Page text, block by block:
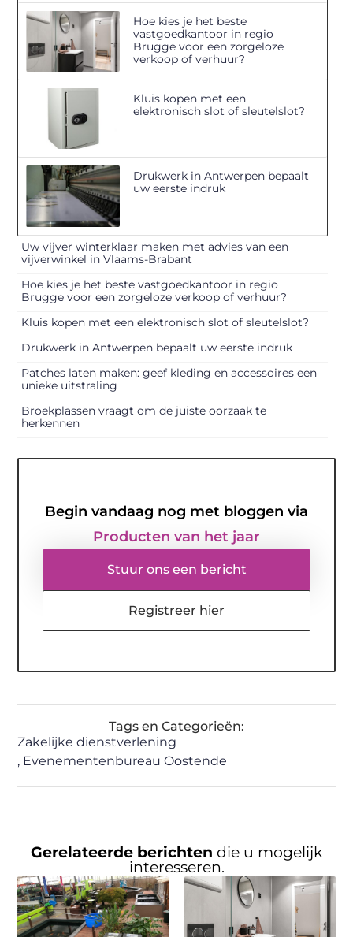
Hoe kies je het beste
vastgoedkantoor in regio
Brugge voor een zorgeloze
verkoop of verhuur?
Kluis kopen met een
elektronisch slot of sleutelslot?
Drukwerk in Antwerpen bepaalt
uw eerste indruk
Uw vijver winterklaar maken met advies van een
vijverwinkel in Vlaams-Brabant
Hoe kies je het beste vastgoedkantoor in regio
Brugge voor een zorgeloze verkoop of verhuur?
Kluis kopen met een elektronisch slot of sleutelslot?
Drukwerk in Antwerpen bepaalt uw eerste indruk
Patches laten maken: geef kleding en accessoires een
unieke uitstraling
Broekplassen vraagt om de juiste oorzaak te
herkennen
Begin vandaag nog met bloggen via
Producten van het jaar
Stuur ons een bericht
Registreer hier
Tags en Categorieën:
Zakelijke dienstverlening
, Evenementenbureau Oostende
Gerelateerde berichten die u mogelijk
interesseren.